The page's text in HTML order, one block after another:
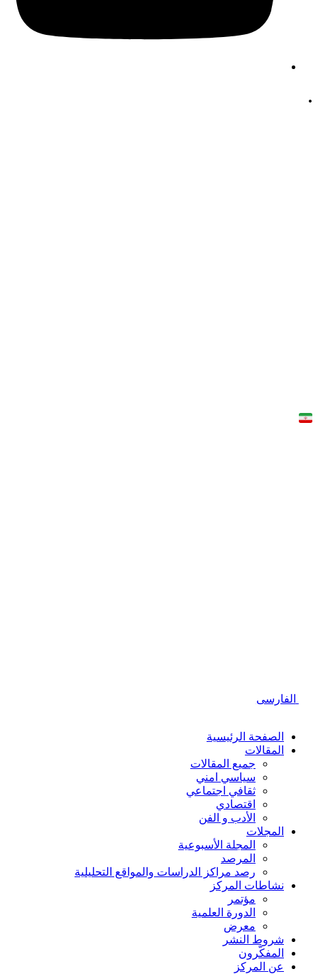
الصفحة الرئیسیة
المقالات
جمیع المقالات
سیاسي امني
ثقافي اجتماعي
اقتصادي
الأدب و الفن
المجلات
المجلة الأسبوعية
المرصد
رصد مراكز الدراسات والمواقع التحليلية
نشاطات المركز
مؤتمر
الدورة العلمیة
معرض
شروط النشر
المفکّرون
عن المركز